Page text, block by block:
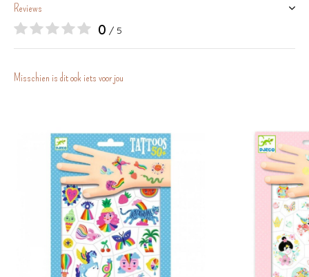
Reviews
0 / 5
Misschien is dit ook iets voor jou